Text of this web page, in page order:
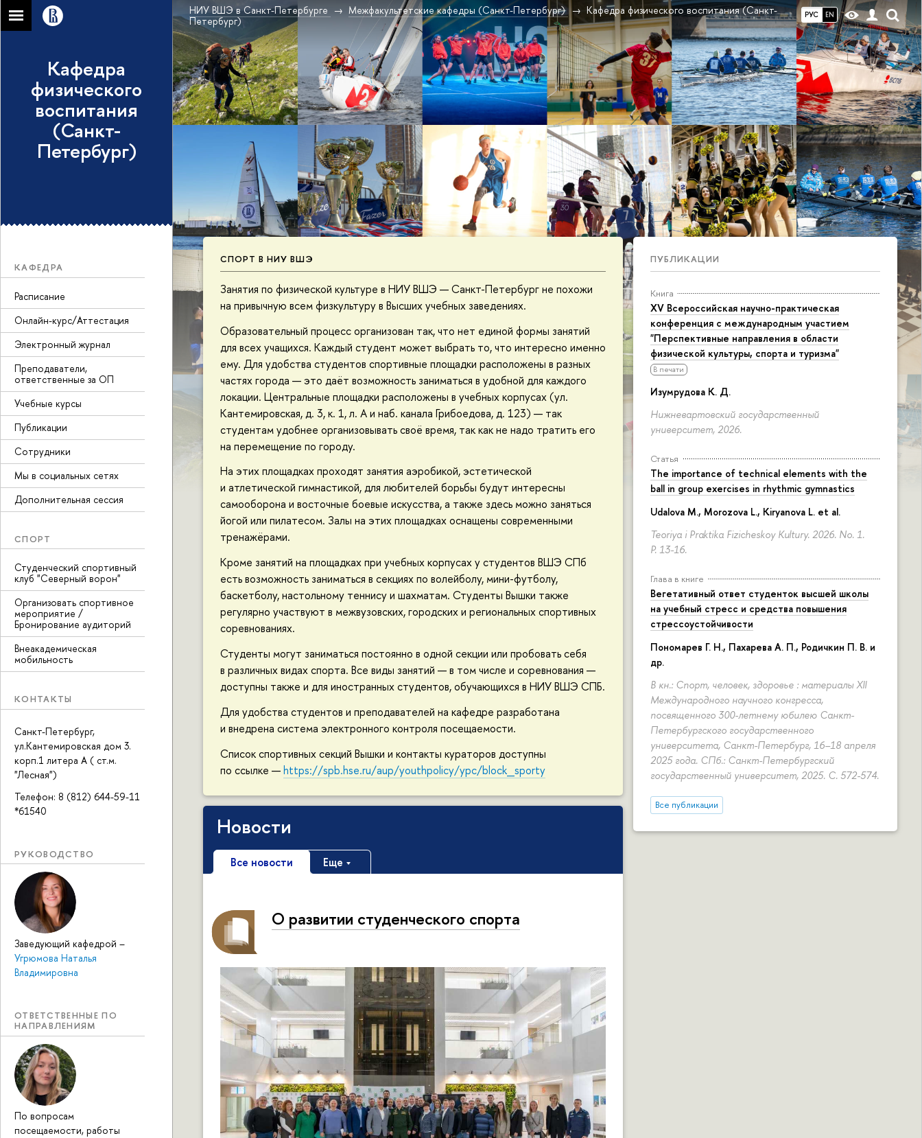
РУС EN
НИУ ВШЭ в Санкт-Петербурге Межфакультетские кафедры (Санкт-Петербург)
Кафедра физического воспитания (Санкт-
Петербург)
Кафедра
физического
воспитания
(Санкт-
Петербург)
КАФЕДРА
Расписание
Онлайн-курс/Аттестация
Электронный журнал
Преподаватели,
ответственные за ОП
Учебные курсы
Публикации
Сотрудники
Мы в социальных сетях
Дополнительная сессия
СПОРТ
Студенческий спортивный
клуб "Северный ворон"
Организовать спортивное
мероприятие /
Бронирование аудиторий
Внеакадемическая
мобильность
КОНТАКТЫ
Санкт-Петербург,
ул.Кантемировская дом 3.
корп.1 литера А ( ст.м.
"Лесная")
Телефон: 8 (812) 644-59-11
*61540
РУКОВОДСТВО
Заведующий кафедрой –
Угрюмова Наталья
Владимировна
ОТВЕТСТВЕННЫЕ ПО
НАПРАВЛЕНИЯМ
По вопросам
посещаемости, работы
ПУБЛИКАЦИИ
Книга
XV Всероссийская научно-практическая
конференция с международным участием
"Перспективные направления в области
физической культуры, спорта и туризма"
В печати
Изумрудова К. Д.
Нижневартовский государственный
университет, 2026.
Статья
The importance of technical elements with the
ball in group exercises in rhythmic gymnastics
Udalova M., Morozova L., Kiryanova L. et al.
Teoriya i Praktika Fizicheskoy Kultury. 2026. No. 1.
P. 13-16.
Глава в книге
Вегетативный ответ студенток высшей школы
на учебный стресс и средства повышения
стрессоустойчивости
Пономарев Г. Н., Пахарева А. П., Родичкин П. В. и
др.
В кн.: Спорт, человек, здоровье : материалы XII
Международного научного конгресса,
посвященного 300-летнему юбилею Санкт-
Петербургского государственного
университета, Санкт-Петербург, 16–18 апреля
2025 года. СПб.: Санкт-Петербургский
государственный университет, 2025. С. 572-574.
Все публикации
СПОРТ В НИУ ВШЭ
Занятия по физической культуре в НИУ ВШЭ — Санкт-Петербург не похожи
на привычную всем физкультуру в Высших учебных заведениях.
Образовательный процесс организован так, что нет единой формы занятий
для всех учащихся. Каждый студент может выбрать то, что интересно именно
ему. Для удобства студентов спортивные площадки расположены в разных
частях города — это даёт возможность заниматься в удобной для каждого
локации. Центральные площадки расположены в учебных корпусах (ул.
Кантемировская, д. 3, к. 1, л. А и наб. канала Грибоедова, д. 123) — так
студентам удобнее организовывать своё время, так как не надо тратить его
на перемещение по городу.
На этих площадках проходят занятия аэробикой, эстетической
и атлетической гимнастикой, для любителей борьбы будут интересны
самооборона и восточные боевые искусства, а также здесь можно заняться
йогой или пилатесом. Залы на этих площадках оснащены современными
тренажёрами.
Кроме занятий на площадках при учебных корпусах у студентов ВШЭ СПб
есть возможность заниматься в секциях по волейболу, мини-футболу,
баскетболу, настольному теннису и шахматам. Студенты Вышки также
регулярно участвуют в межвузовских, городских и региональных спортивных
соревнованиях.
Студенты могут заниматься постоянно в одной секции или пробовать себя
в различных видах спорта. Все виды занятий — в том числе и соревнования —
доступны также и для иностранных студентов, обучающихся в НИУ ВШЭ СПБ.
Для удобства студентов и преподавателей на кафедре разработана
и внедрена система электронного контроля посещаемости.
Список спортивных секций Вышки и контакты кураторов доступны
по ссылке —https://spb.hse.ru/aup/youthpolicy/ypc/block_sporty
Новости
Все новости Еще
О развитии студенческого спорта